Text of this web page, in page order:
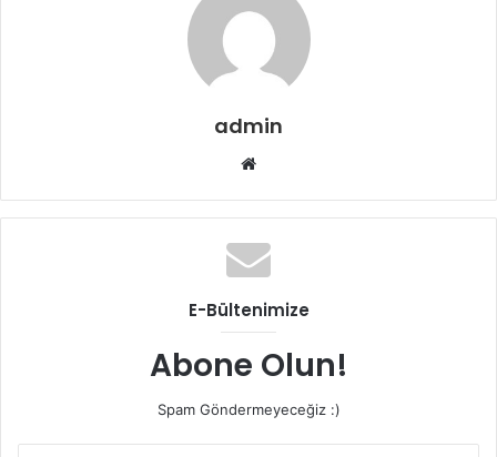
admin
Web
E-Bültenimize
Abone Olun!
Spam Göndermeyeceğiz :)